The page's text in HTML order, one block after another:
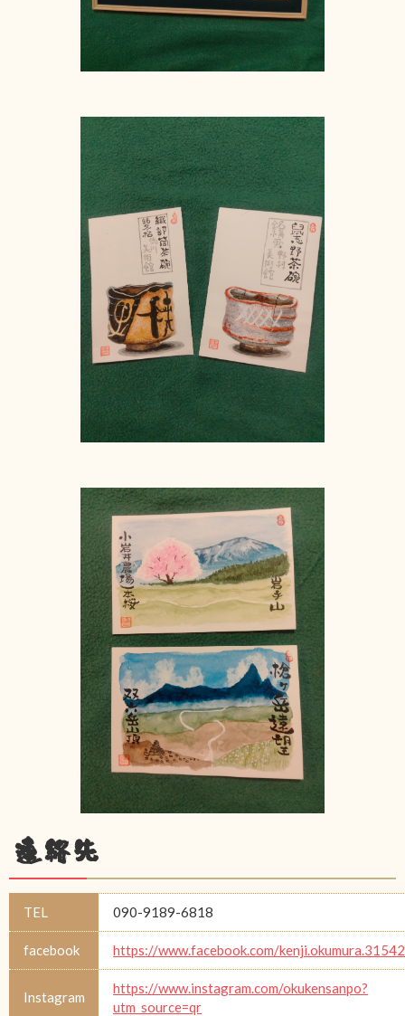
連絡先
TEL 090-9189-6818
facebook https://www.facebook.com/kenji.okumura.31542
Instagram
https://www.instagram.com/okukensanpo?
utm_source=qr